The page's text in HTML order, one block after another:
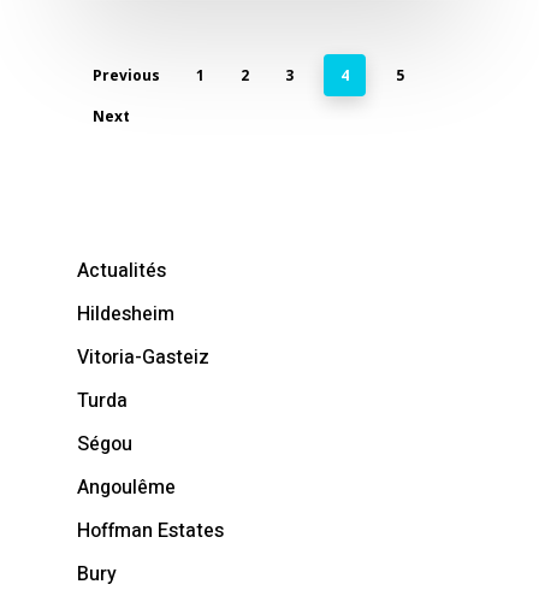
Previous 1 2 3 4
5
Next
Actualités
Hildesheim
Vitoria-Gasteiz
Turda
Ségou
Angoulême
Hoffman Estates
Bury